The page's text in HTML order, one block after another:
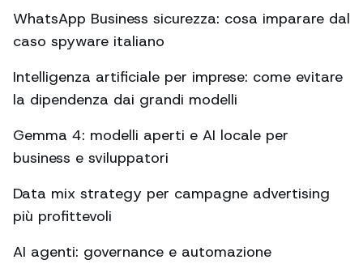
WhatsApp Business sicurezza: cosa imparare dal
caso spyware italiano
Intelligenza artificiale per imprese: come evitare
la dipendenza dai grandi modelli
Gemma 4: modelli aperti e AI locale per
business e sviluppatori
Data mix strategy per campagne advertising
più profittevoli
AI agenti: governance e automazione